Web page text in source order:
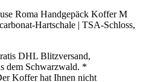
Roma Handgepäck Koffer M
Hartschale | TSA-Schloss,
DHL Blitzversand,
dem Schwarzwald. *
Koffer hat Ihnen nicht